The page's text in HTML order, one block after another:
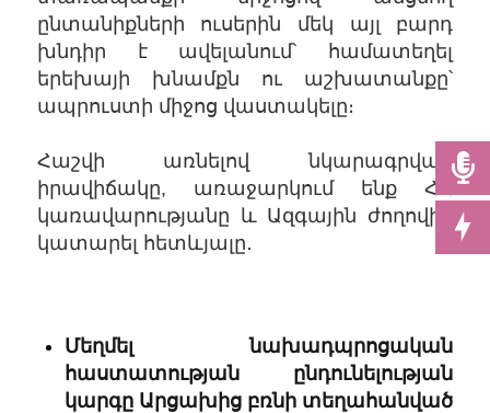
ընտանիքների ուսերին մեկ այլ բարդ
խնդիր է ավելանում՝ համատեղել
երեխայի խնամքն ու աշխատանքը՝
ապրուստի միջոց վաստակելը։
Հաշվի առնելով նկարագրված
իրավիճակը, առաջարկում ենք ՀՀ
կառավարությանը և Ազգային ժողովին
կատարել հետևյալը․
Մեղմել նախադպրոցական
հաստատության ընդունելության
կարգը Արցախից բռնի տեղահանված